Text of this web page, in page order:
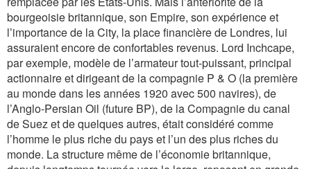
bourgeoisie britannique, son Empire, son expérience et
l’importance de la City, la place financière de Londres, lui
assuraient encore de confortables revenus. Lord Inch­ca­pe,
par exemple, modèle de l’armateur tout-puissant, principal
actionnaire et dirigeant de la compagnie P & O (la première
au monde dans les années 1920 avec 500 navires), de
l’Anglo-Persian Oil (future BP), de la Compagnie du canal
de Suez et de quelques autres, était considéré comme
l’homme le plus riche du pays et l’un des plus riches du
monde. La structure même de l’économie britannique,